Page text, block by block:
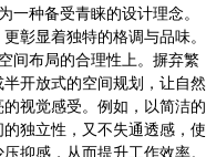
种备受青睐的设计理念。
彰显着独特的格调与品味。
间布局的合理性上。摒弃繁
开放式的空间规划，让自然
视觉感受。例如，以简洁的
独立性，又不失通透感，使
抑感，从而提升工作效率。